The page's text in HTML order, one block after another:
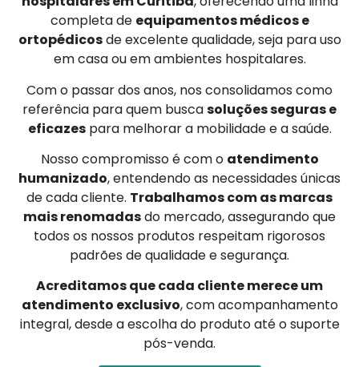
completa de equipamentos médicos e
ortopédicosde excelente qualidade, seja para uso
em casa ou em ambientes hospitalares.
Com o passar dos anos, nos consolidamos como
referência para quem buscasoluções seguras e
eficazespara melhorar a mobilidade e a saúde.
Nosso compromisso é com o atendimento
humanizado, entendendo as necessidades únicas
de cada cliente. Trabalhamos com as marcas
mais renomadasdo mercado, assegurando que
todos os nossos produtos respeitam rigorosos
padrões de qualidade e segurança.
Acreditamos que cada cliente merece um
atendimento exclusivo, com acompanhamento
integral, desde a escolha do produto até o suporte
pós-venda.